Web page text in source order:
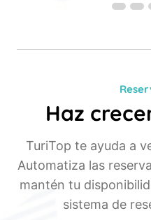
Haz
TuriTop te ayuda a
Automatiza las
mantén tu
sistema de